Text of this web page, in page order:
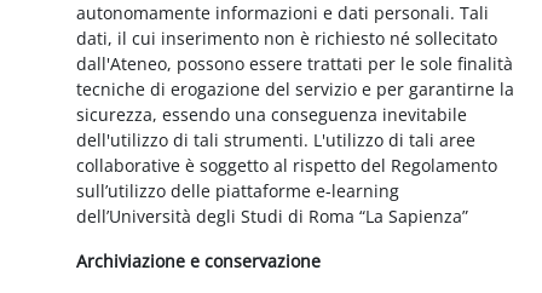
autonomamente informazioni e dati personali. Tali
dati, il cui inserimento non è richiesto né sollecitato
dall'Ateneo, possono essere trattati per le sole finalità
tecniche di erogazione del servizio e per garantirne la
sicurezza, essendo una conseguenza inevitabile
dell'utilizzo di tali strumenti. L'utilizzo di tali aree
collaborative è soggetto al rispetto del Regolamento
sull’utilizzo delle piattaforme e-learning
dell’Università degli Studi di Roma “La Sapienza”
Archiviazione e conservazione